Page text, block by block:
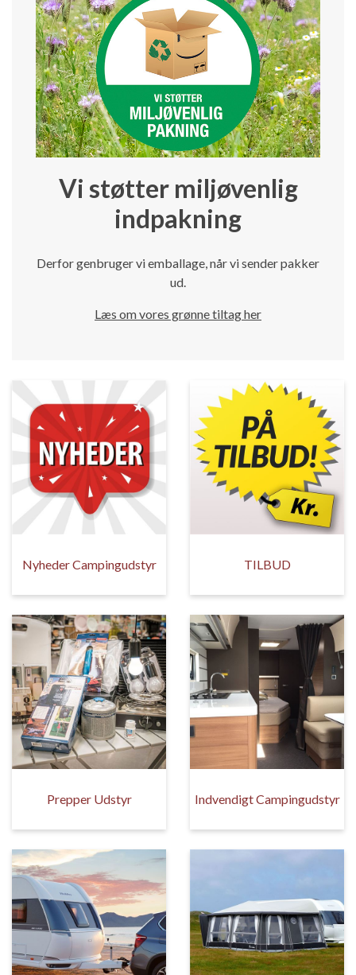
Vi støtter miljøvenlig
indpakning
Derfor genbruger vi emballage, når vi sender pakker
ud.
Læs om vores grønne tiltag her
Nyheder Campingudstyr TILBUD
Prepper Udstyr Indvendigt Campingudstyr